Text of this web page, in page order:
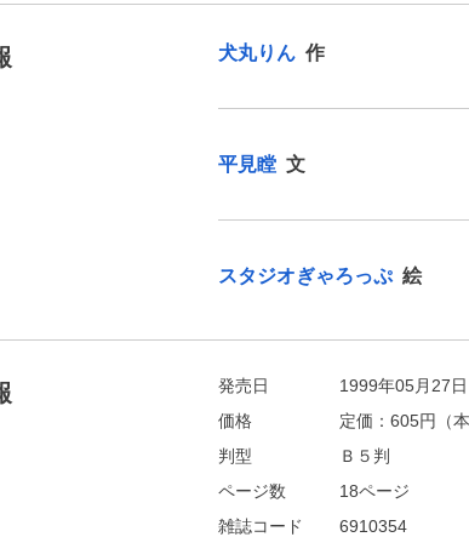
他にも商品
犬丸りん 作
平見瞠 文
スタジオぎゃろっぷ 絵
発売日
1999年05月27日
価格
定価： 605円（
判型
Ｂ５判
ページ数
18ページ
雑誌コード
6910354